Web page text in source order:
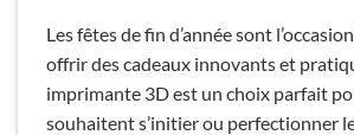
Les fêtes de fin d’année sont
offrir des cadeaux innovants et
imprimante 3D est un choix parfait
souhaitent s’initier ou perfectionner